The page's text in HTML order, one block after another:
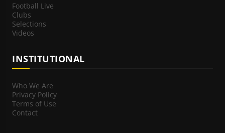
Football Live
Clubs
Selections
Videos
INSTITUTIONAL
Who We Are
Privacy Policy
Terms of Use
Contact